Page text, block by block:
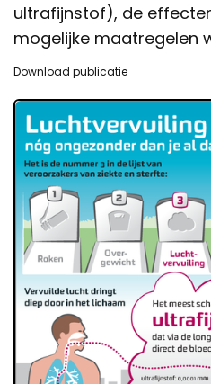
ultrafijnstof), de
mogelijke maatregelen
Download publicatie